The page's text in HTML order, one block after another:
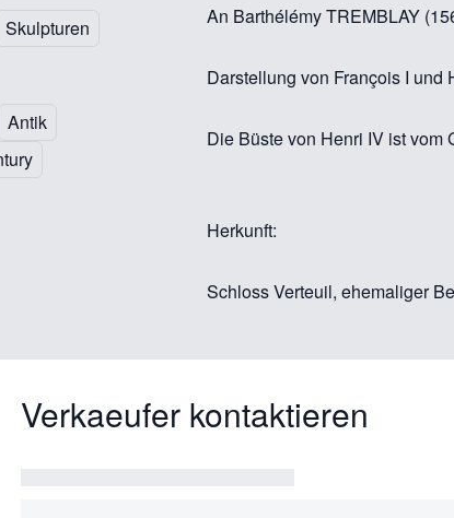
Skulpturen
Antik
An Barthélémy TREMBLAY
Darstellung von François I und
Die Büste von Henri IV ist vom
Herkunft:
Schloss Verteuil, ehemaliger
Verkaeufer kontaktieren